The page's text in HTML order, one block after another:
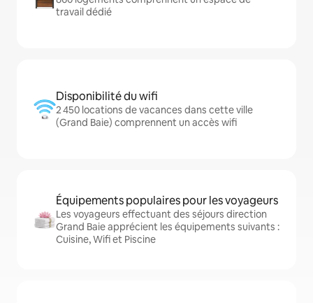
travail dédié
Disponibilité du wifi
2 450 locations de vacances dans cette ville
(Grand Baie) comprennent un accès wifi
Équipements populaires pour les voyageurs
Les voyageurs effectuant des séjours direction
Grand Baie apprécient les équipements suivants :
Cuisine, Wifi et Piscine